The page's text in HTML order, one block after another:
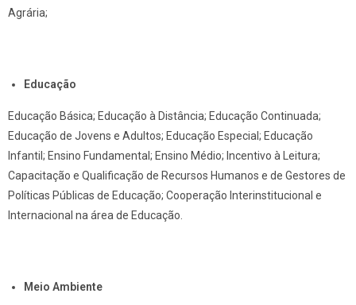
Agrária;
Educação
Educação Básica; Educação à Distância; Educação Continuada;
Educação de Jovens e Adultos; Educação Especial; Educação
Infantil; Ensino Fundamental; Ensino Médio; Incentivo à Leitura;
Capacitação e Qualificação de Recursos Humanos e de Gestores de
Políticas Públicas de Educação; Cooperação Interinstitucional e
Internacional na área de Educação.
Meio Ambiente